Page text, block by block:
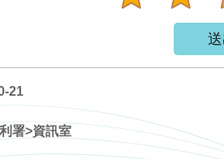
21
署>資訊室